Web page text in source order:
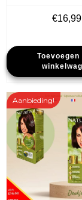
€16,99
Toevoegen
Aanbieding!